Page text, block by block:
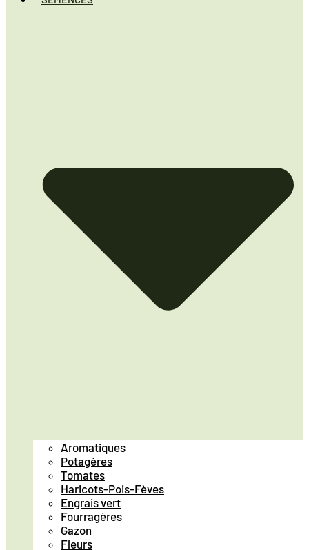
Aromatiques
Potagères
Tomates
Haricots-Pois-Fèves
Engrais vert
Fourragères
Gazon
Fleurs